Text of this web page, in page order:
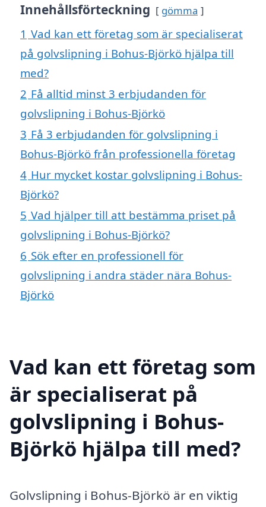
Innehållsförteckning gömma
1 Vad kan ett företag som är specialiserat
på golvslipning i Bohus-Björkö hjälpa till
med?
2 Få alltid minst 3 erbjudanden för
golvslipning i Bohus-Björkö
3 Få 3 erbjudanden för golvslipning i
Bohus-Björkö från professionella företag
4 Hur mycket kostar golvslipning i Bohus-
Björkö?
5 Vad hjälper till att bestämma priset på
golvslipning i Bohus-Björkö?
6 Sök efter en professionell för
golvslipning i andra städer nära Bohus-
Björkö
Vad kan ett företag som
är specialiserat på
golvslipning i Bohus-
Björkö hjälpa till med?
Golvslipning i Bohus-Björkö är en viktig